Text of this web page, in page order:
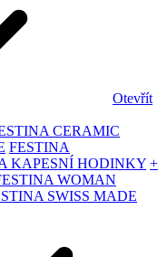
Otevřít
CERAMIC
FESTINA
KAPESNÍ HODINKY +
WOMAN
SWISS MADE